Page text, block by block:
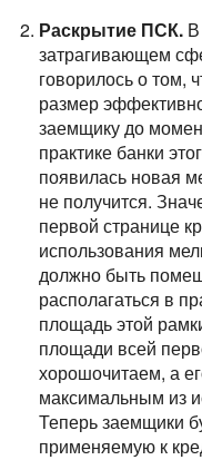
Раскрытие ПСК.
затрагивающем
говорилось о том,
размер
заемщику до
практике банки
появилась новая
не получится.
первой странице
использования
должно быть
располагаться в
площадь этой
площади всей
хорошочитаем, а
максимальным из
Теперь заемщики
применяемую к